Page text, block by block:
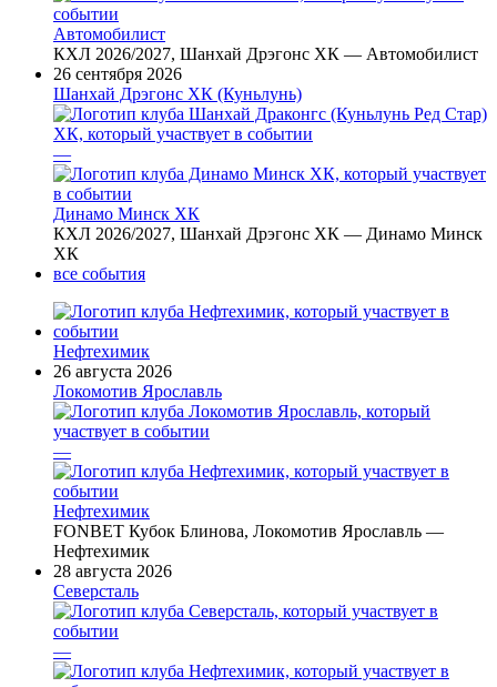
Автомобилист
КХЛ 2026/2027, Шанхай Дрэгонс ХК — Автомобилист
26 сентября 2026
Шанхай Дрэгонс ХК (Куньлунь)
—
Динамо Минск ХК
КХЛ 2026/2027, Шанхай Дрэгонс ХК — Динамо Минск
ХК
все события
Нефтехимик
26 августа 2026
Локомотив Ярославль
—
Нефтехимик
FONBET Кубок Блинова, Локомотив Ярославль —
Нефтехимик
28 августа 2026
Северсталь
—